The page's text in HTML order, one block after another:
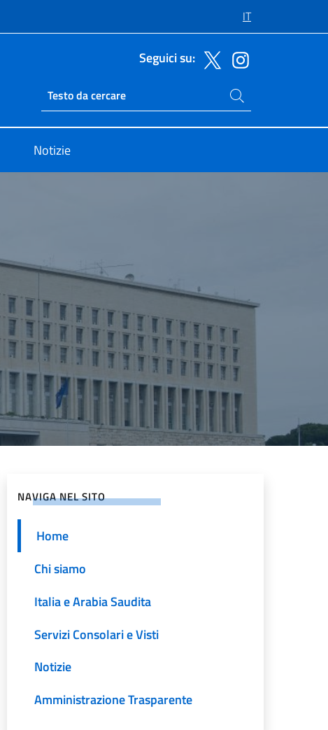
IT
Seguici su:
Ricerca sito live
Cerca nel sito
Notizie
NAVIGA NEL SITO
Home
Chi siamo
Italia e Arabia Saudita
Servizi Consolari e Visti
Notizie
Amministrazione Trasparente